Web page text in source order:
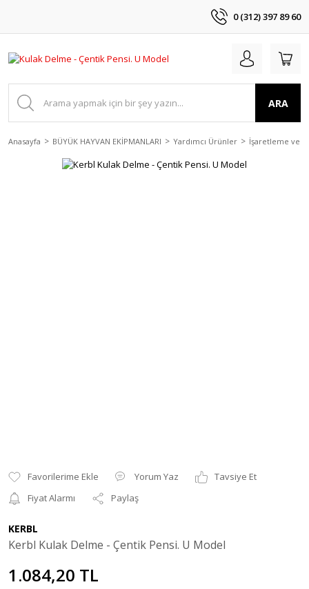
0 (312) 397 89 60
ARA
Anasayfa BÜYÜK HAYVAN EKİPMANLARI Yardımcı Ürünler İşaretleme ve
Yorum Yaz
Tavsiye Et
Fiyat Alarmı
Paylaş
KERBL
Kerbl Kulak Delme - Çentik Pensi. U Model
1.084,20 TL